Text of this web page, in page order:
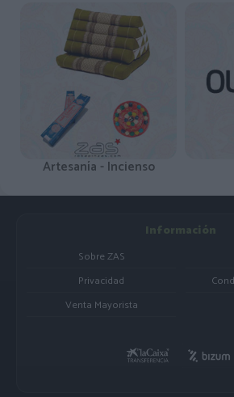
Artesanía - Incienso
Información
Sobre ZAS
Privacidad
Venta Mayorista